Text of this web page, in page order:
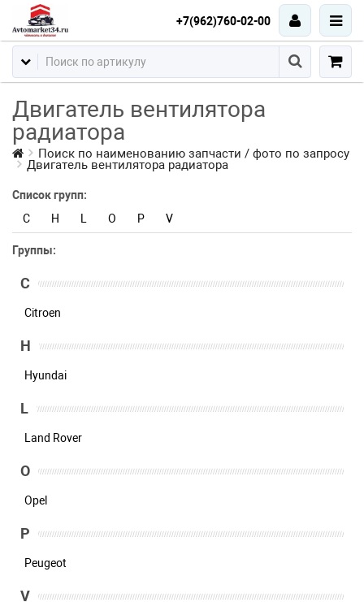
+7(962)760-02-00
Двигатель вентилятора
радиатора
Поиск по наименованию запчасти / фото по запросу
Двигатель вентилятора радиатора
Список групп:
C
H O P V
Группы:
C
Citroen
H
Hyundai
L
Land Rover
O
Opel
P
Peugeot
V